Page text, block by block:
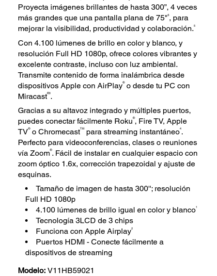
Proyecta imágenes brillantes de hasta 300”, 4 veces
más grandes que una pantalla plana de 75"6, para
mejorar la visibilidad, productividad y colaboración.5
Con 4.100 lúmenes de brillo en color y blanco, y
resolución Full HD 1080p, ofrece colores vibrantes y
excelente contraste, incluso con luz ambiental.
Transmite contenido de forma inalámbrica desde
dispositivos Apple con AirPlay®o desde tu PC con
Miracast®3.
Gracias a su altavoz integrado y múltiples puertos,
puedes conectar fácilmente Roku®, Fire TV, Apple
TV®o ChromecastTM para streaming instantáneo4.
Perfecto para videoconferencias, clases o reuniones
vía Zoom®. Fácil de instalar en cualquier espacio con
zoom óptico 1.6x, corrección trapezoidal y ajuste de
esquinas.
Tamaño de imagen de hasta 300''; resolución
Full HD 1080p
4.100 lúmenes de brillo igual en color y blanco1
Tecnología 3LCD de 3 chips
Funciona con Apple Airplay2
Puertos HDMI - Conecte fácilmente a
dispositivos de streaming
Modelo: V11HB59021